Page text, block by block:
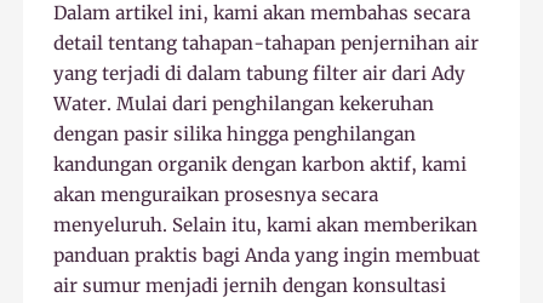
Dalam artikel ini, kami akan membahas secara
detail tentang tahapan-tahapan penjernihan air
yang terjadi di dalam tabung filter air dari Ady
Water. Mulai dari penghilangan kekeruhan
dengan pasir silika hingga penghilangan
kandungan organik dengan karbon aktif, kami
akan menguraikan prosesnya secara
menyeluruh. Selain itu, kami akan memberikan
panduan praktis bagi Anda yang ingin membuat
air sumur menjadi jernih dengan konsultasi